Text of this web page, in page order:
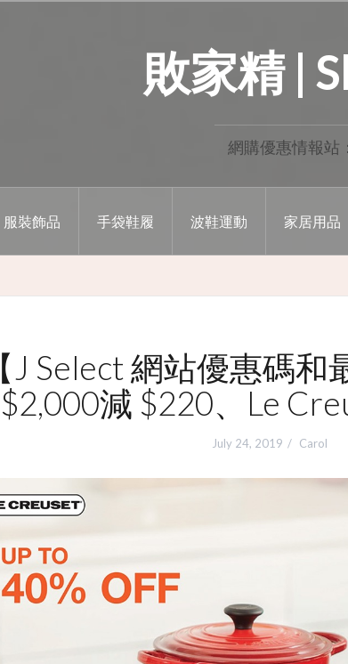
敗家精 |
網購優惠情報站
服裝飾品 手袋鞋履 波鞋運動 家居用品
【J Select 網站優惠碼
$2,000減 $220、Le
July 24, 2019 Carol